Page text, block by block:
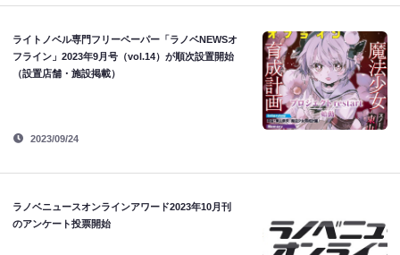
ライトノベル専門フリーペーパー「ラノベNEWSオ
フライン」2023年9月号（vol.14）が順次設置開始
（設置店舗・施設掲載）
2023/09/24
ラノベニュースオンラインアワード2023年10月刊
のアンケート投票開始